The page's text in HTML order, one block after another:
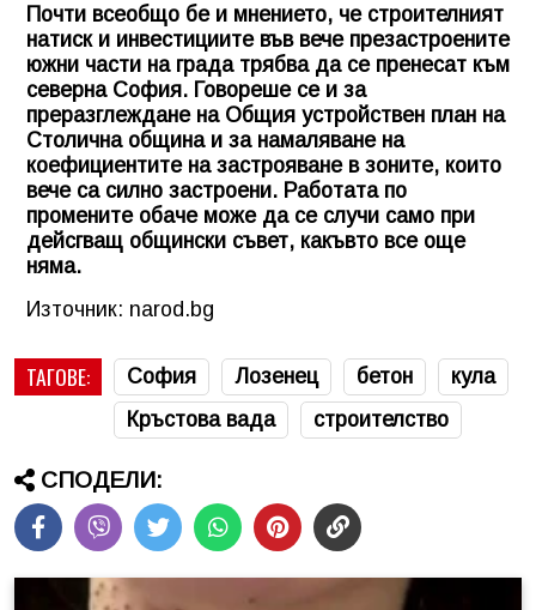
Почти всеобщо бе и мнението, че строителният
натиск и инвестициите във вече презастроените
южни части на града трябва да се пренесат към
северна София. Говореше се и за
преразглеждане на Общия устройствен план на
Столична община и за намаляване на
коефициентите на застрояване в зоните, които
вече са силно застроени. Работата по
промените обаче може да се случи само при
дейсгващ общински съвет, какъвто все още
няма.
Източник: narod.bg
ТАГОВЕ: София Лозенец бетон
кула
Кръстова вада
строителство
СПОДЕЛИ: